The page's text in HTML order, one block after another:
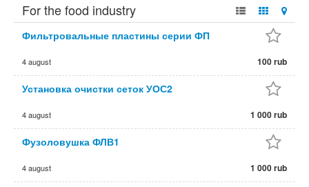
For the food industry
Фильтровальные пластины серии ФП
4 august 100 rub
Установка очистки сеток УОС2
4 august 1 000 rub
Фузоловушка ФЛВ1
4 august 1 000 rub